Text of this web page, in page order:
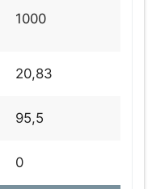
1000
20,83
95,5
0